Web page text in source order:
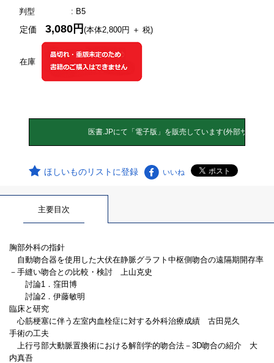
判型
: B5
在庫
定価3,080円(本体2,800円 ＋ 税)
ほしいものリストに登録 いいね
主要目次
胸部外科の指針
自動吻合器を使用した大伏在静脈グラフト中枢側吻合の遠隔期開存率
－手縫い吻合との比較・検討 上山克史
討論1．窪田博
討論2．伊藤敏明
臨床と研究
心筋梗塞に伴う左室内血栓症に対する外科治療成績 古田晃久
手術の工夫
上行弓部大動脈置換術における解剖学的吻合法－3D吻合の紹介 大
内真吾